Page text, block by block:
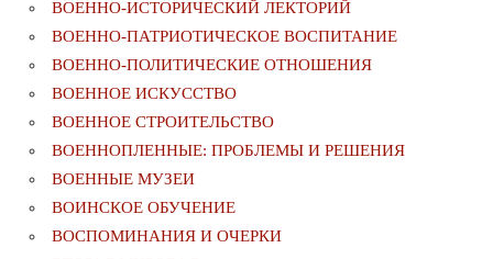
ВОЕННО-ИСТОРИЧЕСКИЙ ЛЕКТОРИЙ
ВОЕННО-ПАТРИОТИЧЕСКОЕ ВОСПИТАНИЕ
ВОЕННО-ПОЛИТИЧЕСКИE ОТНОШЕНИЯ
ВОЕННОЕ ИСКУССТВО
ВОЕННОЕ СТРОИТЕЛЬСТВО
ВОЕННОПЛЕННЫЕ: ПРОБЛЕМЫ И РЕШЕНИЯ
ВОЕННЫЕ МУЗЕИ
ВОИНСКОЕ ОБУЧЕНИЕ
ВОСПОМИНАНИЯ И ОЧЕРКИ